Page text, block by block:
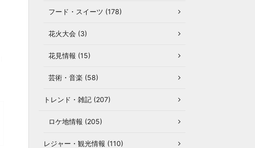
フード・スイーツ (178)
花火大会 (3)
花見情報 (15)
芸術・音楽 (58)
トレンド・雑記 (207)
ロケ地情報 (205)
レジャー・観光情報 (110)